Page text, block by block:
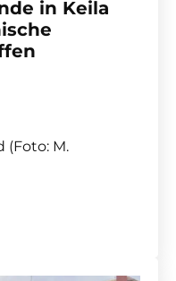
in Keila
(Foto: M.